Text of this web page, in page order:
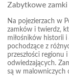
Zabytkowe
Na pojezierzach w
zamków i twierdz,
miłośników historii
pochodzące z
przeszłości regionu
odwiedzających.
są w malowniczych